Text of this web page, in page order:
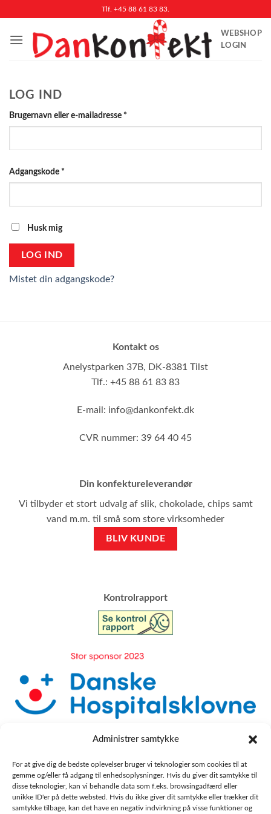
Administrer samtykke
For at give dig de bedste oplevelser bruger vi teknologier som cookies til at
gemme og/eller få adgang til enhedsoplysninger. Hvis du giver dit samtykke til
disse teknologier, kan vi behandle data som f.eks. browsingadfærd eller
unikke ID'er på dette websted. Hvis du ikke giver dit samtykke eller trækker dit
samtykke tilbage, kan det have en negativ indvirkning på visse funktioner og
indhold
Tlf. +45 88 61 83 83.
WEBSHOP
LOGIN
LOG IND
Brugernavn eller e-mailadresse *
Adgangskode *
Husk mig
LOG IND
Mistet din adgangskode?
Kontakt os
Anelystparken 37B, DK-8381 Tilst
Tlf.: +45 88 61 83 83
E-mail: info@dankonfekt.dk
CVR nummer: 39 64 40 45
Din konfektureleverandør
Vi tilbyder et stort udvalg af slik, chokolade, chips samt
vand m.m. til små som store virksomheder
BLIV KUNDE
​Kontrolrapport